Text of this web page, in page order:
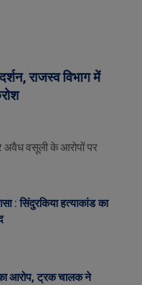
राजस्व विभाग में
अवैध वसूली के आरोपों पर
: सिंदुरकिया हत्याकांड का
आरोप, ट्रक चालक ने